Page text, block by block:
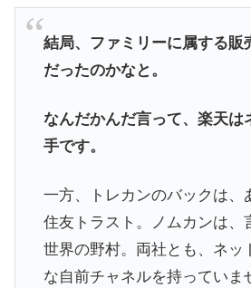
結局、ファミリーに属する販
だったのかなと。
なんだかんだ言って、楽天は
手です。
一方、トレカンのバックは、
住友トラスト。ノムカンは、
世界の野村。両社とも、ネッ
な自前チャネルを持っていま